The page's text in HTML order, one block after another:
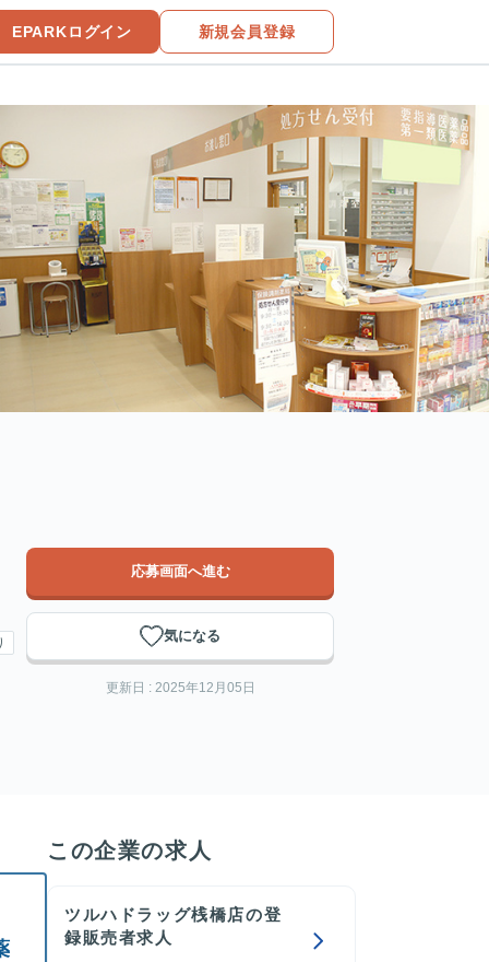
EPARKログイン 新規会員登録
応募画面へ進む
気になる
更新日 : 2025年12月05日
この企業の求人
ツルハドラッグ桟橋店の登
録販売者求人